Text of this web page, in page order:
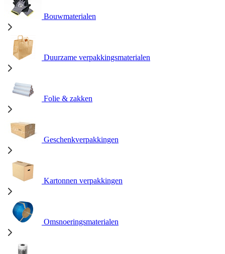
Bouwmaterialen
Duurzame verpakkingsmaterialen
Folie & zakken
Geschenkverpakkingen
Kartonnen verpakkingen
Omsnoeringsmaterialen